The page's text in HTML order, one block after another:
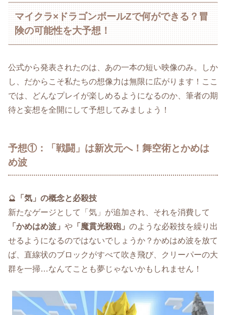
マイクラ×ドラゴンボールZで何ができる？冒
険の可能性を大予想！
公式から発表されたのは、あの一本の短い映像のみ。しか
し、だからこそ私たちの想像力は無限に広がります！ここ
では、どんなプレイが楽しめるようになるのか、筆者の期
待と妄想を全開にして予想してみましょう！
予想①：「戦闘」は新次元へ！舞空術とかめは
め波
🔮
「気」の概念と必殺技
新たなゲージとして「気」が追加され、それを消費して
「かめはめ波」 や 「魔貫光殺砲」 のような必殺技を繰り出
せるようになるのではないでしょうか？かめはめ波を放て
ば、直線状のブロックがすべて吹き飛び、クリーパーの大
群を一掃…なんてことも夢じゃないかもしれません！